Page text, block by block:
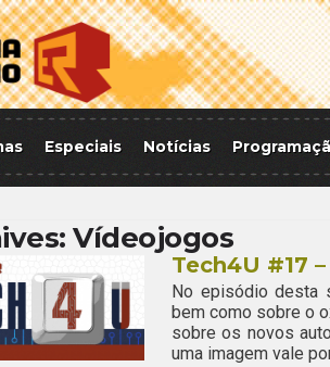
Especiais Notícias
Vídeojogos
Tech4U #17
No episódio desta
bem como sobre o
sobre os novos
uma imagem vale